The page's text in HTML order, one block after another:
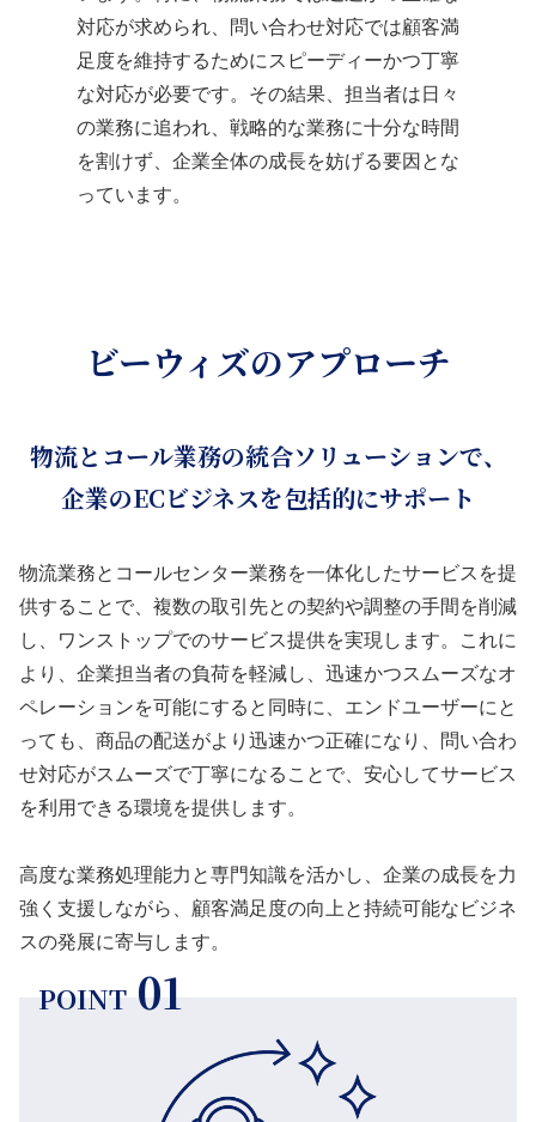
対応が求められ、問い合わせ対応では顧客満
足度を維持するためにスピーディーかつ丁寧
な対応が必要です。その結果、担当者は日々
の業務に追われ、戦略的な業務に十分な時間
を割けず、企業全体の成長を妨げる要因とな
っています。
ビーウィズのアプローチ
物流とコール業務の統合ソリューションで、
企業のECビジネスを包括的にサポート
物流業務とコールセンター業務を一体化したサービスを提
供することで、複数の取引先との契約や調整の手間を削減
し、ワンストップでのサービス提供を実現します。これに
より、企業担当者の負荷を軽減し、迅速かつスムーズなオ
ペレーションを可能にすると同時に、エンドユーザーにと
っても、商品の配送がより迅速かつ正確になり、問い合わ
せ対応がスムーズで丁寧になることで、安心してサービス
を利用できる環境を提供します。
高度な業務処理能力と専門知識を活かし、企業の成長を力
強く支援しながら、顧客満足度の向上と持続可能なビジネ
スの発展に寄与します。
POINT 01